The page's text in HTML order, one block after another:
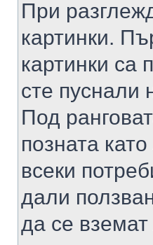
При
картинки.
картинки са
сте пуснали
Под
позната
всеки
дали
да се